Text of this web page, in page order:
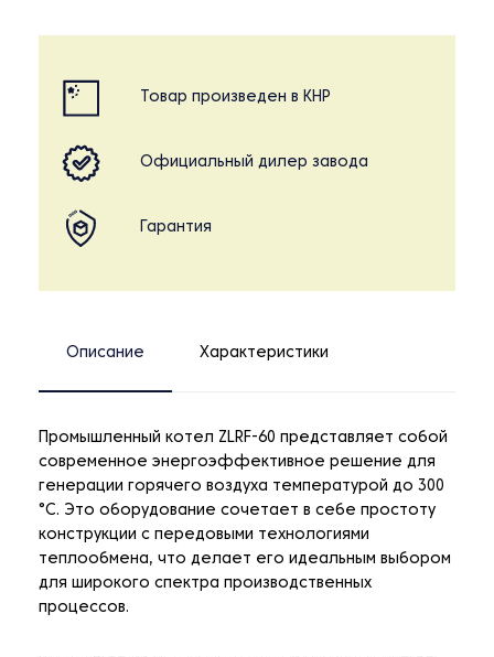
Товар произведен в КНР
Официальный дилер завода
Гарантия
Описание Характеристики
Промышленный котел ZLRF-60 представляет собой
современное энергоэффективное решение для
генерации горячего воздуха температурой до 300
°C. Это оборудование сочетает в себе простоту
конструкции с передовыми технологиями
теплообмена, что делает его идеальным выбором
для широкого спектра производственных
процессов.